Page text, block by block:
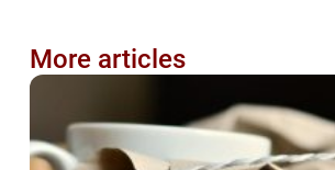
More articles